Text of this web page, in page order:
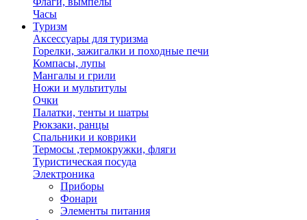
Часы
Туризм
Аксессуары для туризма
Горелки, зажигалки и походные печи
Компасы, лупы
Мангалы и грили
Ножи и мультитулы
Очки
Палатки, тенты и шатры
Рюкзаки, ранцы
Спальники и коврики
Термосы ,термокружки, фляги
Туристическая посуда
Электроника
Приборы
Фонари
Элементы питания